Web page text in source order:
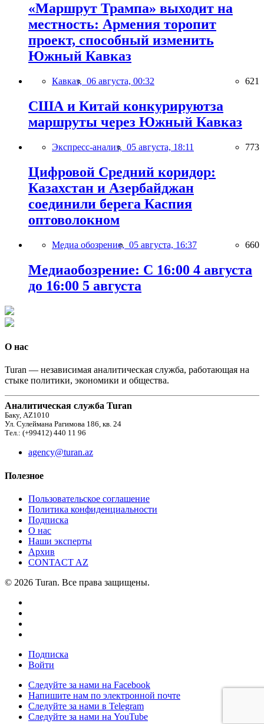
«Маршрут Трампа» выходит на
местность: Армения торопит
проект, способный изменить
Южный Кавказ
Кавказ, 06 августа, 00:32 621
США и Китай конкурируютза
маршруты через Южный Кавказ
Экспресс-анализ, 05 августа, 18:11 773
Цифровой Средний коридор:
Казахстан и Азербайджан
соединили берега Каспия
оптоволокном
Медиа обозрение, 05 августа, 16:37 660
Медиаобозрение: С 16:00 4 августа
до 16:00 5 августа
О нас
Turan — независимая аналитическая служба, работающая на
стыке политики, экономики и общества.
Аналитическая служба Turan
Баку, AZ1010
Ул. Сулеймана Рагимова 186, кв. 24
Тел.: (+99412) 440 11 96
agency@turan.az
Полезное
Пользовательское соглашение
Политика конфиденциальности
Подписка
О нас
Наши эксперты
Архив
CONTACT AZ
© 2026 Turan. Все права защищены.
Подписка
Войти
Следуйте за нами на Facebook
Напишите нам по электронной почте
Следуйте за нами в Telegram
Следуйте за нами на YouTube